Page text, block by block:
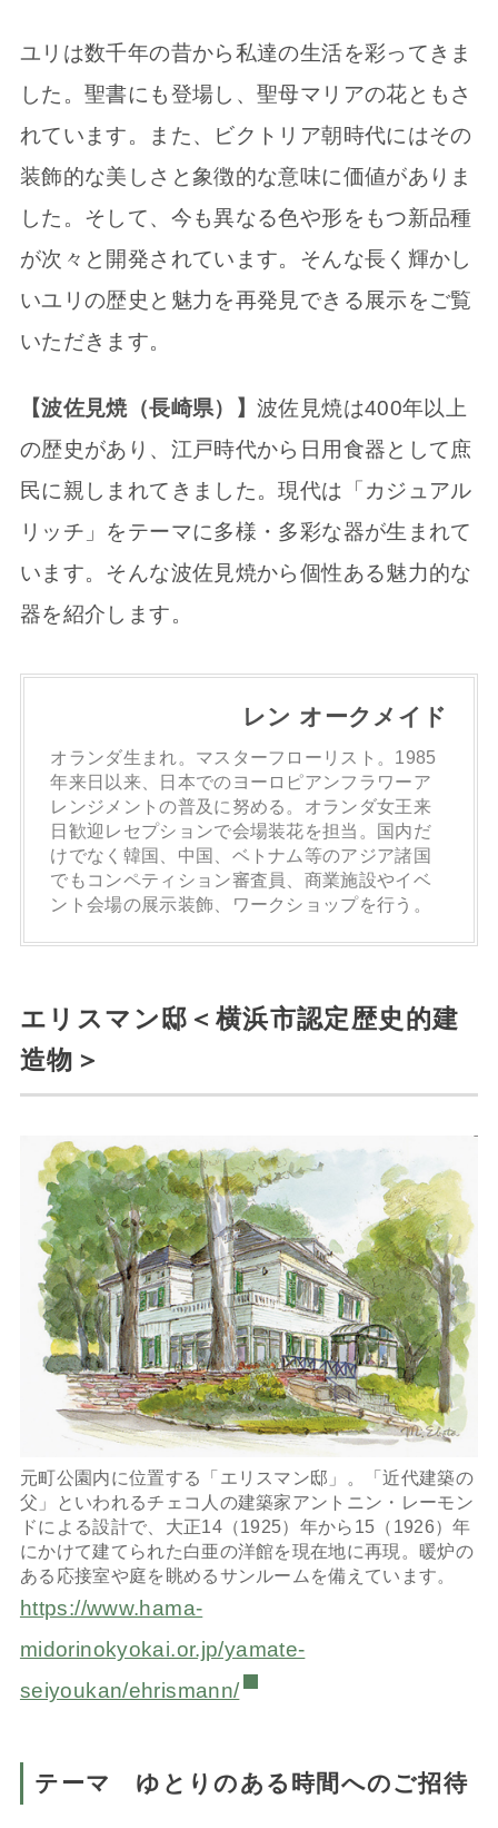
ユリは数千年の昔から私達の生活を彩ってきま
した。聖書にも登場し、聖母マリアの花ともさ
れています。また、ビクトリア朝時代にはその
装飾的な美しさと象徴的な意味に価値がありま
した。そして、今も異なる色や形をもつ新品種
が次々と開発されています。そんな長く輝かし
いユリの歴史と魅力を再発見できる展示をご覧
いただきます。
【波佐見焼（長崎県）】波佐見焼は400年以上
の歴史があり、江戸時代から日用食器として庶
民に親しまれてきました。現代は「カジュアル
リッチ」をテーマに多様・多彩な器が生まれて
います。そんな波佐見焼から個性ある魅力的な
器を紹介します。
レン オークメイド
オランダ生まれ。マスターフローリスト。1985
年来日以来、日本でのヨーロピアンフラワーア
レンジメントの普及に努める。オランダ女王来
日歓迎レセプションで会場装花を担当。国内だ
けでなく韓国、中国、ベトナム等のアジア諸国
でもコンペティション審査員、商業施設やイベ
ント会場の展示装飾、ワークショップを行う。
エリスマン邸＜横浜市認定歴史的建
造物＞
元町公園内に位置する「エリスマン邸」。「近代建築の
父」といわれるチェコ人の建築家アントニン・レーモン
ドによる設計で、大正14（1925）年から15（1926）年
にかけて建てられた白亜の洋館を現在地に再現。暖炉の
ある応接室や庭を眺めるサンルームを備えています。
https://www.hama-
midorinokyokai.or.jp/yamate-
seiyoukan/ehrismann/
テーマ ゆとりのある時間へのご招待